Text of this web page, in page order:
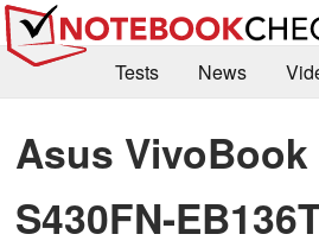
Tests News
Kaufberatung
Deals Suche
Forum
Asus VivoBook
S430FN-